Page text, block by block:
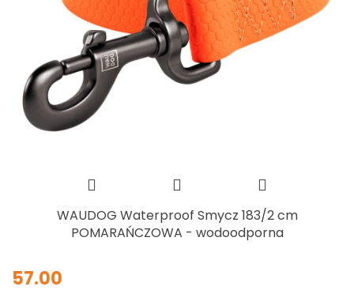
WAUDOG Waterproof Smycz 183/2 cm
POMARAŃCZOWA - wodoodporna
57.00